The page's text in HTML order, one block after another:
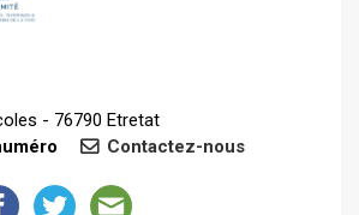
- 76790 Etretat
Contactez-nous